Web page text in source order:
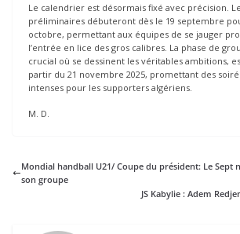
Le calendrier est désormais fixé avec précision.
préliminaires débuteront dès le 19 septembre
octobre, permettant aux équipes de se jauger
l’entrée en lice des gros calibres. La phase de
crucial où se dessinent les véritables ambitions,
partir du 21 novembre 2025, promettant des
intenses pour les supporters algériens.
M. D.
Mondial handball U21/ Coupe du président: Le Sept
son groupe
JS Kabylie : Adem